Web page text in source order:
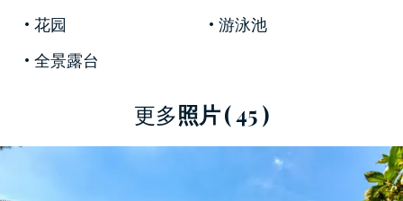
著身體和靈魂。
在戶外空間，在雄偉的橄欖樹、蘇鐵和世俗松樹
之間，俯瞰大海的大型陽台露台是欣賞伊斯基亞
陽光的完美角落，因為它們配備了帶沙發、餐桌
和舒適座椅的客廳.奇妙的游泳池位於最全景的位
花园
游泳池
全景露台
更多照片( 45 )